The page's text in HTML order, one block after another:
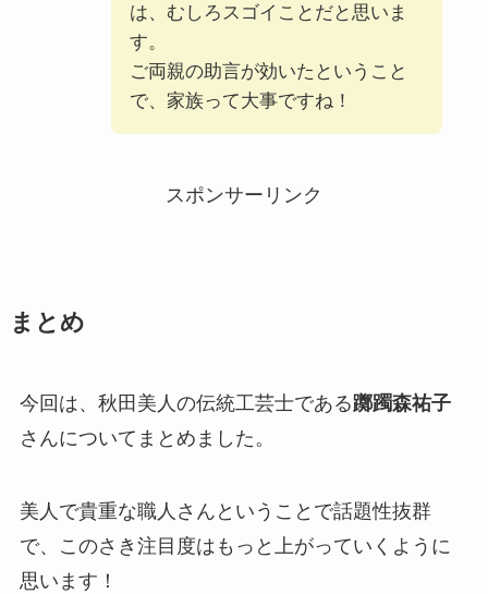
は、むしろスゴイことだと思いま
す。
ご両親の助言が効いたということ
で、家族って大事ですね！
スポンサーリンク
まとめ
今回は、秋田美人の伝統工芸士である躑躅森祐子
さんについてまとめました。
美人で貴重な職人さんということで話題性抜群
で、このさき注目度はもっと上がっていくように
思います！